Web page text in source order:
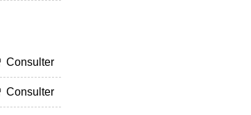
Consulter
Consulter